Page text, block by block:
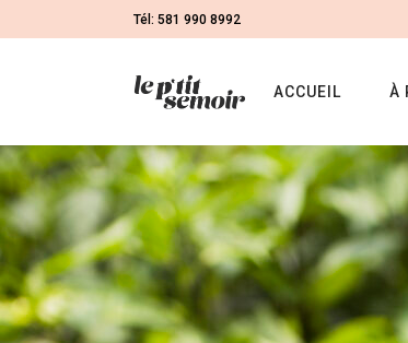
Tél: 581 990 8992
ACCUEIL À